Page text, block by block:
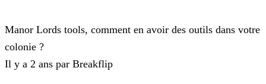
Manor Lords tools, comment en avoir des outils dans votre
colonie ?
Il y a 2 ans par Breakflip